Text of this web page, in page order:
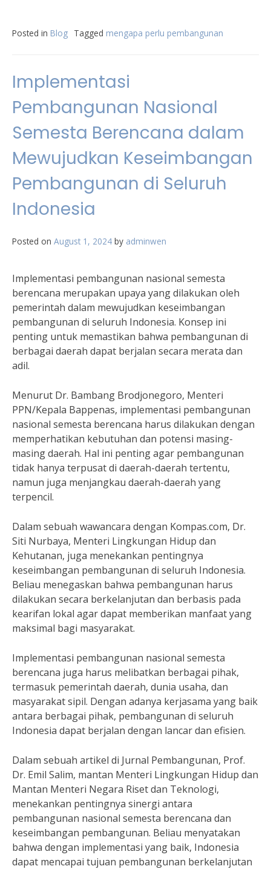
Posted in Blog Tagged mengapa perlu pembangunan
Implementasi
Pembangunan Nasional
Semesta Berencana dalam
Mewujudkan Keseimbangan
Pembangunan di Seluruh
Indonesia
Posted on August 1, 2024 by adminwen
Implementasi pembangunan nasional semesta
berencana merupakan upaya yang dilakukan oleh
pemerintah dalam mewujudkan keseimbangan
pembangunan di seluruh Indonesia. Konsep ini
penting untuk memastikan bahwa pembangunan di
berbagai daerah dapat berjalan secara merata dan
adil.
Menurut Dr. Bambang Brodjonegoro, Menteri
PPN/Kepala Bappenas, implementasi pembangunan
nasional semesta berencana harus dilakukan dengan
memperhatikan kebutuhan dan potensi masing-
masing daerah. Hal ini penting agar pembangunan
tidak hanya terpusat di daerah-daerah tertentu,
namun juga menjangkau daerah-daerah yang
terpencil.
Dalam sebuah wawancara dengan Kompas.com, Dr.
Siti Nurbaya, Menteri Lingkungan Hidup dan
Kehutanan, juga menekankan pentingnya
keseimbangan pembangunan di seluruh Indonesia.
Beliau menegaskan bahwa pembangunan harus
dilakukan secara berkelanjutan dan berbasis pada
kearifan lokal agar dapat memberikan manfaat yang
maksimal bagi masyarakat.
Implementasi pembangunan nasional semesta
berencana juga harus melibatkan berbagai pihak,
termasuk pemerintah daerah, dunia usaha, dan
masyarakat sipil. Dengan adanya kerjasama yang baik
antara berbagai pihak, pembangunan di seluruh
Indonesia dapat berjalan dengan lancar dan efisien.
Dalam sebuah artikel di Jurnal Pembangunan, Prof.
Dr. Emil Salim, mantan Menteri Lingkungan Hidup dan
Mantan Menteri Negara Riset dan Teknologi,
menekankan pentingnya sinergi antara
pembangunan nasional semesta berencana dan
keseimbangan pembangunan. Beliau menyatakan
bahwa dengan implementasi yang baik, Indonesia
dapat mencapai tujuan pembangunan berkelanjutan